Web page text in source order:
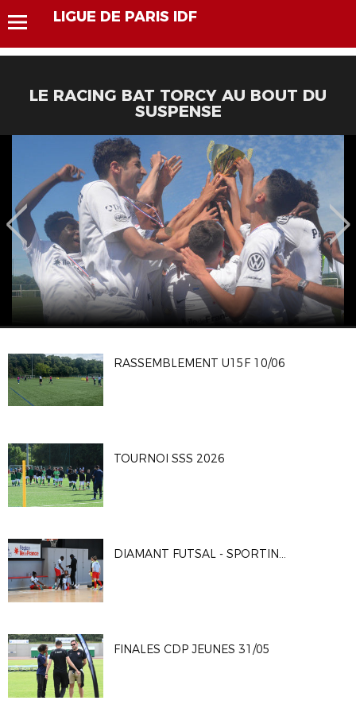
LIGUE DE PARIS IDF
LE RACING BAT TORCY AU BOUT DU
SUSPENSE
RASSEMBLEMENT U15F 10/06
TOURNOI SSS 2026
DIAMANT FUTSAL - SPORTING CLUB PARIS 4-2
FINALES CDP JEUNES 31/05